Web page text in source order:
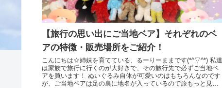
【旅行の思い出にご当地ベア】それぞれのベ
アの特徴・販売場所をご紹介！
こんにちは☆姉妹を育てている、るーりーままです(*^▽^*) 私達
は家族で旅行に行くのが大好きで、その旅行先で必ずご当地ベ
アを買います！ ぬいぐるみ自体が可愛いのはもちろんなのです
が、ご当地ベアは足の裏に地名が入っているので旅もっと見